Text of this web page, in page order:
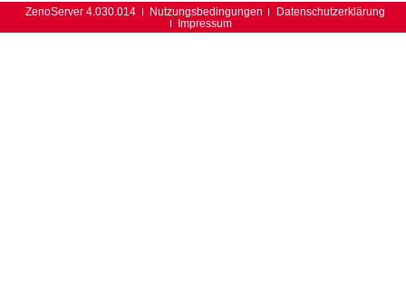
ZenoServer 4.030.014 Nutzungsbedingungen
Datenschutzerklärung
Impressum